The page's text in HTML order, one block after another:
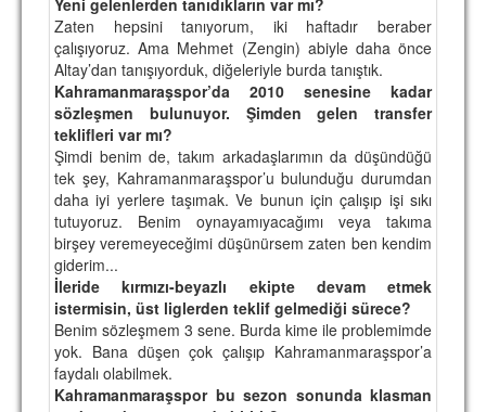
Zaten hepsini tanıyorum, iki haftadır beraber
çalışıyoruz. Ama Mehmet (Zengin) abiyle daha önce
Altay’dan tanışıyorduk, diğeleriyle burda tanıştık.
Kahramanmaraşspor’da 2010 senesine kadar
sözleşmen bulunuyor. Şimden gelen transfer
teklifleri var mı?
Şimdi benim de, takım arkadaşlarımın da düşündüğü
tek şey, Kahramanmaraşspor’u bulunduğu durumdan
daha iyi yerlere taşımak. Ve bunun için çalışıp işi sıkı
tutuyoruz. Benim oynayamıyacağımı veya takıma
birşey veremeyeceğimi düşünürsem zaten ben kendim
giderim...
İleride kırmızı-beyazlı ekipte devam etmek
istermisin, üst liglerden teklif gelmediği sürece?
Benim sözleşmem 3 sene. Burda kime ile problemimde
yok. Bana düşen çok çalışıp Kahramanmaraşspor’a
faydalı olabilmek.
Kahramanmaraşspor bu sezon sonunda klasman